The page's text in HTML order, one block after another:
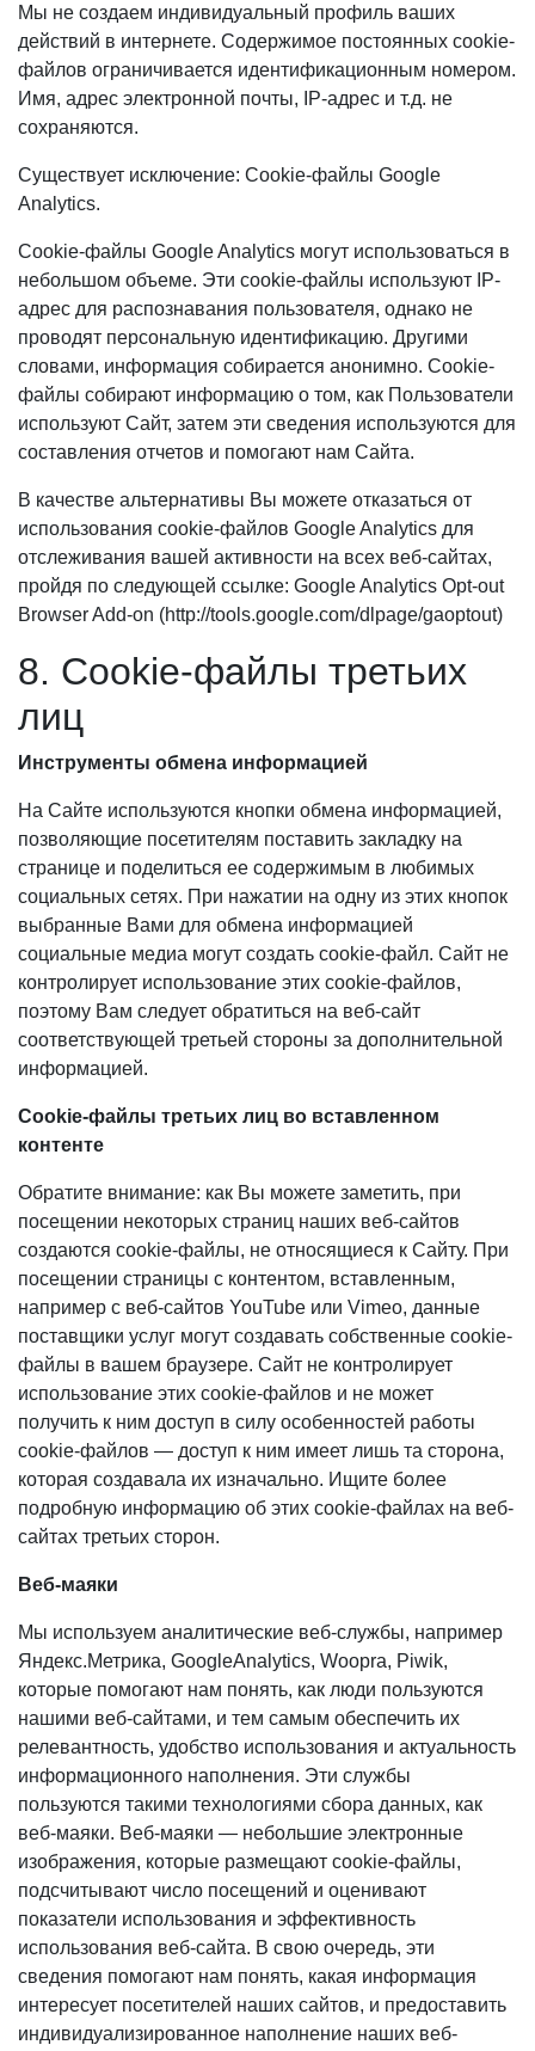
Мы не создаем индивидуальный профиль ваших
действий в интернете. Содержимое постоянных cookie-
файлов ограничивается идентификационным номером.
Имя, адрес электронной почты, IP-адрес и т.д. не
сохраняются.
Существует исключение: Cookie-файлы Google
Analytics.
Cookie-файлы Google Analytics могут использоваться в
небольшом объеме. Эти cookie-файлы используют IP-
адрес для распознавания пользователя, однако не
проводят персональную идентификацию. Другими
словами, информация собирается анонимно. Cookie-
файлы собирают информацию о том, как Пользователи
используют Сайт, затем эти сведения используются для
составления отчетов и помогают нам Сайта.
В качестве альтернативы Вы можете отказаться от
использования cookie-файлов Google Analytics для
отслеживания вашей активности на всех веб-сайтах,
пройдя по следующей ссылке: Google Analytics Opt-out
Browser Add-on (http://tools.google.com/dlpage/gaoptout)
8. Cookie-файлы третьих
лиц
Инструменты обмена информацией
На Сайте используются кнопки обмена информацией,
позволяющие посетителям поставить закладку на
странице и поделиться ее содержимым в любимых
социальных сетях. При нажатии на одну из этих кнопок
выбранные Вами для обмена информацией
социальные медиа могут создать cookie-файл. Сайт не
контролирует использование этих cookie-файлов,
поэтому Вам следует обратиться на веб-сайт
соответствующей третьей стороны за дополнительной
информацией.
Cookie-файлы третьих лиц во вставленном
контенте
Обратите внимание: как Вы можете заметить, при
посещении некоторых страниц наших веб-сайтов
создаются cookie-файлы, не относящиеся к Сайту. При
посещении страницы с контентом, вставленным,
например с веб-сайтов YouTube или Vimeo, данные
поставщики услуг могут создавать собственные cookie-
файлы в вашем браузере. Сайт не контролирует
использование этих cookie-файлов и не может
получить к ним доступ в силу особенностей работы
cookie-файлов — доступ к ним имеет лишь та сторона,
которая создавала их изначально. Ищите более
подробную информацию об этих cookie-файлах на веб-
сайтах третьих сторон.
Веб-маяки
Мы используем аналитические веб-службы, например
Яндекс.Метрика, GoogleAnalytics, Woopra, Piwik,
которые помогают нам понять, как люди пользуются
нашими веб-сайтами, и тем самым обеспечить их
релевантность, удобство использования и актуальность
информационного наполнения. Эти службы
пользуются такими технологиями сбора данных, как
веб-маяки. Веб-маяки — небольшие электронные
изображения, которые размещают cookie-файлы,
подсчитывают число посещений и оценивают
показатели использования и эффективность
использования веб-сайта. В свою очередь, эти
сведения помогают нам понять, какая информация
интересует посетителей наших сайтов, и предоставить
индивидуализированное наполнение наших веб-